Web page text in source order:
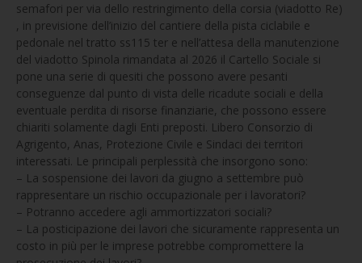
semafori per via dello restringimento della corsia (viadotto Re)
, in previsione dell’inizio del cantiere della pista ciclabile e
pedonale nel tratto ss115 ter e nell’attesa della manutenzione
del viadotto Spinola rimandata al 2026 il Cartello Sociale si
pone una serie di quesiti che possono avere pesanti
conseguenze dal punto di vista delle ricadute sociali e della
eventuale perdita di risorse finanziarie, che possono essere
chiariti solamente dagli Enti preposti. Libero Consorzio di
Agrigento, Anas, Protezione Civile e Sindaci dei territori
interessati. Le principali perplessità che insorgono sono:
– La sospensione dei lavori da giugno a settembre può
rappresentare un rischio occupazionale per i lavoratori?
– Potranno accedere agli ammortizzatori sociali?
– La posticipazione dei lavori che sicuramente rappresenta un
costo in più per le imprese potrebbe compromettere la